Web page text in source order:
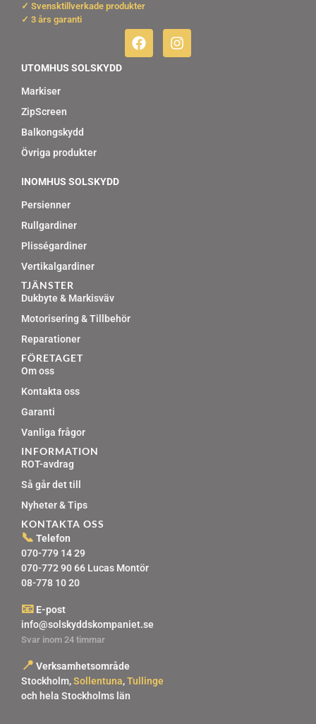
✓ Svensktillverkade produkter
✓ 3 års garanti
F
a
I
n
UTOMHUS SOLSKYDD
Markiser
ZipScreen
Balkongskydd
Övriga produkter
INOMHUS SOLSKYDD
Persienner
Rullgardiner
Plisségardiner
Vertikalgardiner
TJÄNSTER
Dukbyte & Markisväv
Motorisering & Tillbehör
Reparationer
FÖRETAGET
Om oss
Kontakta oss
Garanti
Vanliga frågor
INFORMATION
ROT-avdrag
Så går det till
Nyheter & Tips
KONTAKTA OSS
📞 Telefon
070-779 14 29
070-772 90 66 Lucas Montör
08-778 10 20
📧 E-post
info@solskyddskompaniet.se
Svar inom 24 timmar
📍 Verksamhetsområde
Stockholm,Sollentuna,Tullinge
och hela Stockholms län